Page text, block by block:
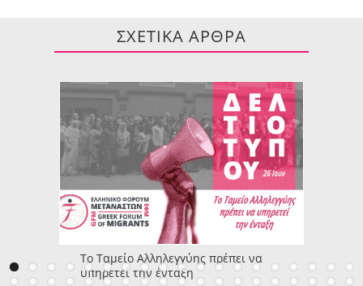
ΣΧΕΤΙΚΑ ΑΡΘΡΑ
Το Ταμείο Αλληλεγγύης πρέπει να
υπηρετεί την ένταξη